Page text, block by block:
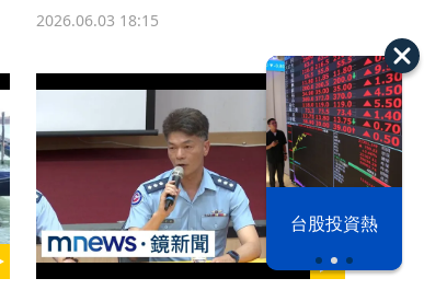
漢光42演習 台股投資熱
2026.06.03 18:15